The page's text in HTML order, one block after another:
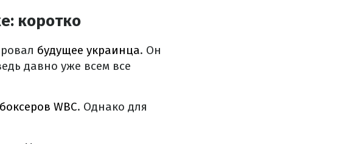
коротко
будущее украинца. Он
давно уже всем все
WBC. Однако для